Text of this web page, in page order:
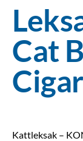
Cat
Cigar
Kattleksak –